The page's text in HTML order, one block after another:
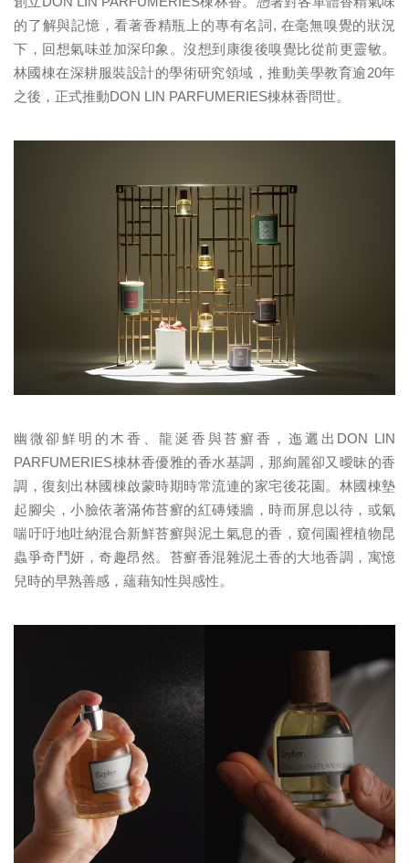
的了解與記憶，看著香精瓶上的專有名詞, 在毫無嗅覺的狀況
下，回想氣味並加深印象。沒想到康復後嗅覺比從前更靈敏。
林國棟在深耕服裝設計的學術研究領域，推動美學教育逾20年
之後，正式推動DON LIN PARFUMERIES棟林香問世。
幽微卻鮮明的木香、龍涎香與苔癬香，迤邐出DON LIN
PARFUMERIES棟林香優雅的香水基調，那絢麗卻又曖昧的香
調，復刻出林國棟啟蒙時期時常流連的家宅後花園。林國棟墊
起腳尖，小臉依著滿佈苔癬的紅磚矮牆，時而屏息以待，或氣
喘吁吁地吐納混合新鮮苔癬與泥土氣息的香，窺伺園裡植物昆
蟲爭奇鬥妍，奇趣昂然。苔癬香混雜泥土香的大地香調，寓憶
兒時的早熟善感，蘊藉知性與感性。